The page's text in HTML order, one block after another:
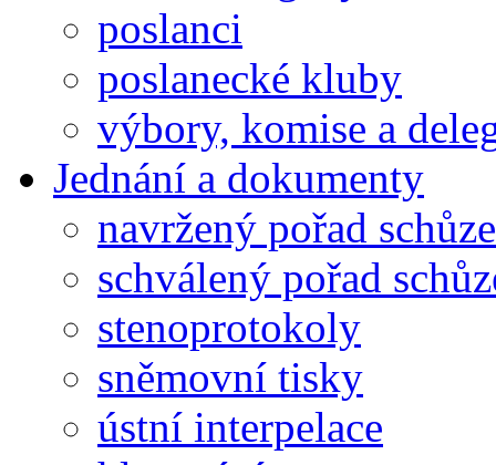
poslanci
poslanecké kluby
výbory, komise a
Jednání a dokumenty
navržený pořad schůze
schválený pořad
stenoprotokoly
sněmovní tisky
ústní interpelace